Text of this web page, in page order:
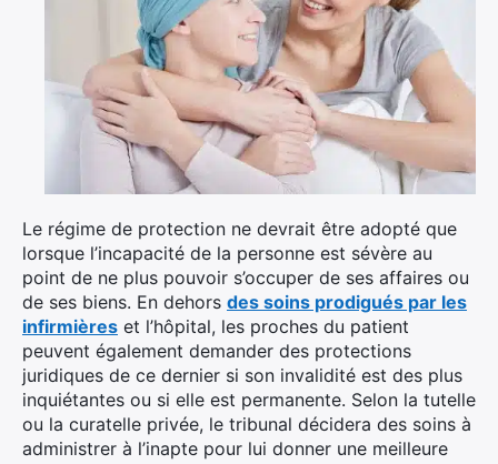
Le régime de protection ne devrait être adopté que
lorsque l’incapacité de la personne est sévère au
point de ne plus pouvoir s’occuper de ses affaires ou
de ses biens. En dehors des soins prodigués par les
infirmières et l’hôpital, les proches du patient
peuvent également demander des protections
juridiques de ce dernier si son invalidité est des plus
inquiétantes ou si elle est permanente. Selon la tutelle
ou la curatelle privée, le tribunal décidera des soins à
administrer à l’inapte pour lui donner une meilleure